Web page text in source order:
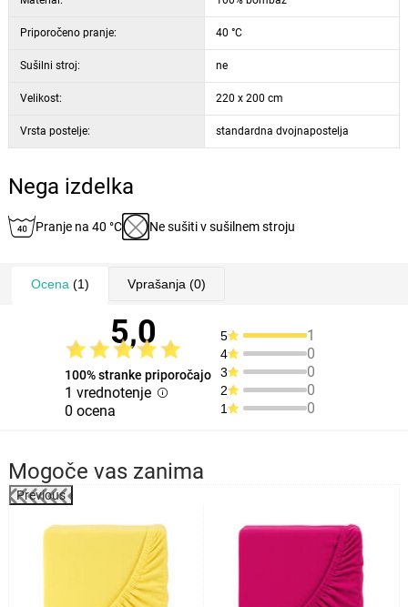
Priporočeno pranje: 40 °C
Sušilni stroj: ne
Velikost: 220 x 200 cm
Vrsta postelje: standardna dvojnapostelja
Nega izdelka
Pranje na 40 °C Ne sušiti v sušilnem stroju
Ocena (1) Vprašanja (0)
5,0
100% stranke priporočajo
1 vrednotenje
0 ocena
5 1
4 0
3 0
2 0
1 0
Mogoče vas zanima
Previous